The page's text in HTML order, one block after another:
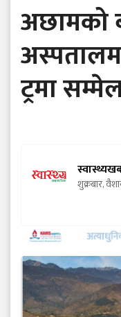
अछामको
ट्रमा
शुक्रबार,